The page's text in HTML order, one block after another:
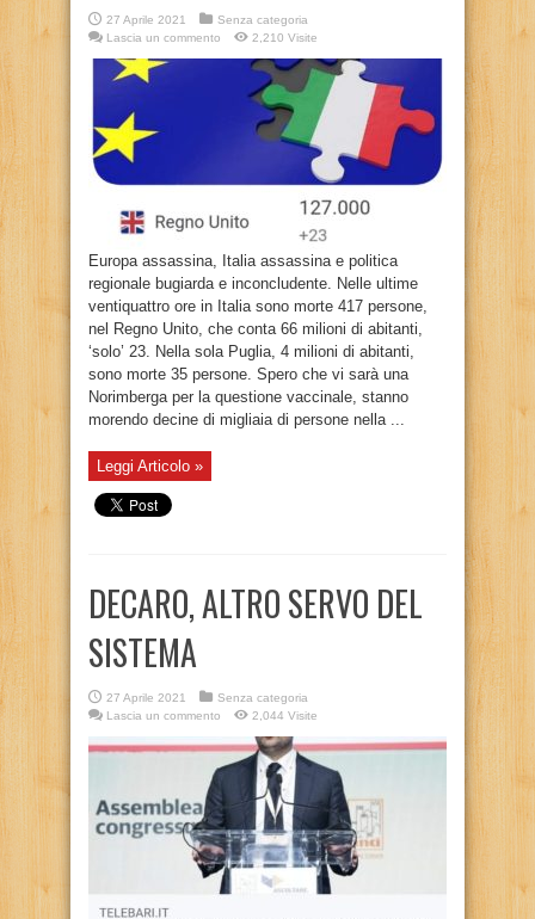
27 Aprile 2021
Senza categoria
Lascia un commento
2,210 Visite
Europa assassina, Italia assassina e politica
regionale bugiarda e inconcludente. Nelle ultime
ventiquattro ore in Italia sono morte 417 persone,
nel Regno Unito, che conta 66 milioni di abitanti,
‘solo’ 23. Nella sola Puglia, 4 milioni di abitanti,
sono morte 35 persone. Spero che vi sarà una
Norimberga per la questione vaccinale, stanno
morendo decine di migliaia di persone nella ...
Leggi Articolo »
DECARO, ALTRO SERVO DEL
SISTEMA
27 Aprile 2021
Senza categoria
Lascia un commento
2,044 Visite